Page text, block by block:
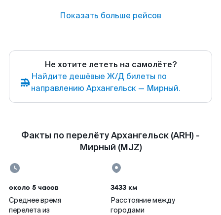
Показать больше рейсов
Не хотите лететь на самолёте?
Найдите дешёвые Ж/Д билеты по
направлению Архангельск — Мирный.
Факты по перелёту Архангельск (ARH) -
Мирный (MJZ)
около 5 часов
Среднее время
перелета из
3433 км
Расстояние между
городами